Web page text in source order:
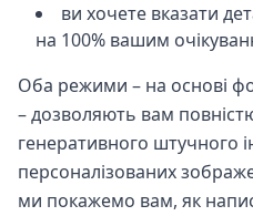
ви хочете вказати
на 100% вашим
Оба режими – на основі
– дозволяють вам
генеративного штучного
персоналізованих
ми покажемо вам, як